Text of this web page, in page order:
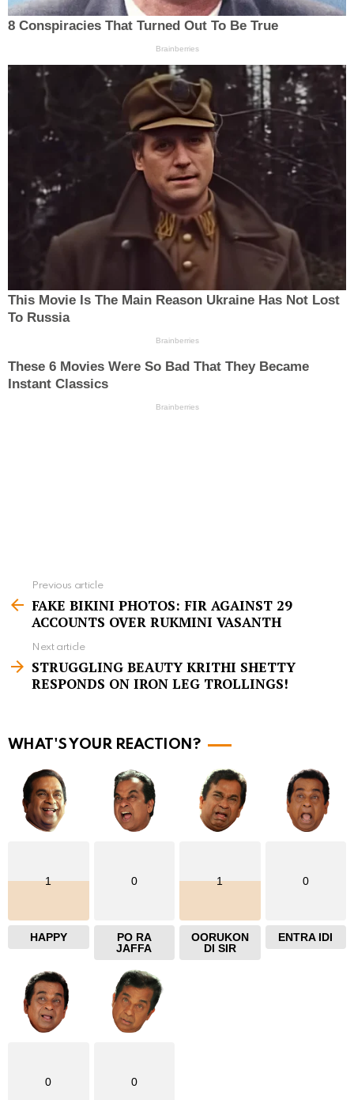
e
m
e
Previous article
FAKE BIKINI PHOTOS: FIR AGAINST 29
ACCOUNTS OVER RUKMINI VASANTH
Next article
STRUGGLING BEAUTY KRITHI SHETTY
RESPONDS ON IRON LEG TROLLINGS!
WHAT'S YOUR REACTION?
1
HAPPY
0
PO RA
JAFFA
1
OORUKON
DI SIR
0
ENTRA IDI
0 0